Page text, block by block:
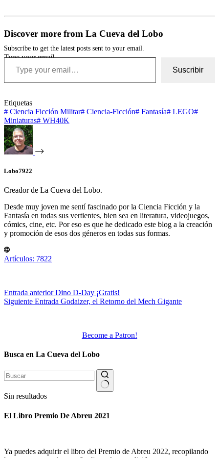
Discover more from La Cueva del Lobo
Subscribe to get the latest posts sent to your email.
Type your email…
Suscribir
Etiquetas
# Ciencia Ficción Militar# Ciencia-Ficción# Fantasía# LEGO#
Miniaturas# WH40K
Lobo7922
Creador de La Cueva del Lobo.
Desde muy joven me sentí fascinado por la Ciencia Ficción y la
Fantasía en todas sus vertientes, bien sea en literatura, videojuegos,
cómics, cine, etc. Por eso es que he dedicado este blog a la creación
y promoción de esos dos géneros en todas sus formas.
Artículos: 7822
Entrada anteriorDino D-Day ¡Gratis!
Siguiente Entrada Godaizer, el Retorno del Mech Gigante
Become a Patron!
Busca en La Cueva del Lobo
Sin resultados
El Libro Premio De Abreu 2021
Ya puedes adquirir el libro del Premio de Abreu 2022, recopilando